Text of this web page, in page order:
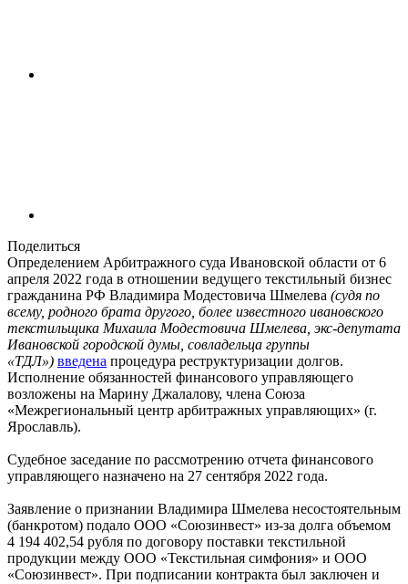
Поделиться
Определением Арбитражного суда Ивановской области от 6
апреля 2022 года в отношении ведущего текстильный бизнес
гражданина РФ Владимира Модестовича Шмелева (судя по
всему, родного брата другого, более известного ивановского
текстильщика Михаила Модестовича Шмелева, экс-депутата
Ивановской городской думы, совладельца группы
«ТДЛ») введена процедура реструктуризации долгов.
Исполнение обязанностей финансового управляющего
возложены на Марину Джалалову, члена Союза
«Межрегиональный центр арбитражных управляющих» (г.
Ярославль).
Судебное заседание по рассмотрению отчета финансового
управляющего назначено на 27 сентября 2022 года.
Заявление о признании Владимира Шмелева несостоятельным
(банкротом) подало ООО «Союзинвест» из-за долга объемом
4 194 402,54 рубля по договору поставки текстильной
продукции между ООО «Текстильная симфония» и ООО
«Союзинвест». При подписании контракта был заключен и